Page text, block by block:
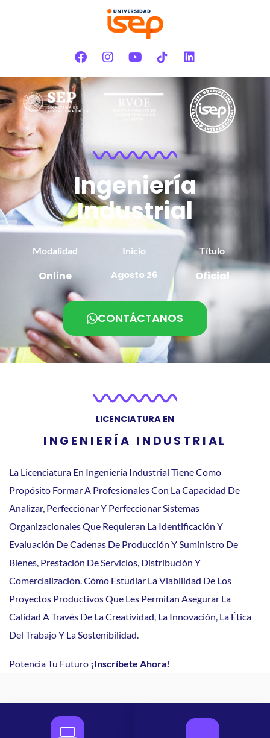
Ingeniería
Industrial
Modalidad
Online
Inicio
Agosto 26
Título
Oficial
CONTÁCTANOS
LICENCIATURA EN
INGENIERÍA INDUSTRIAL
La Licenciatura En Ingeniería Industrial Tiene Como
Propósito Formar A Profesionales Con La Capacidad De
Analizar, Perfeccionar Y Perfeccionar Sistemas
Organizacionales Que Requieran La Identificación Y
Evaluación De Cadenas De Producción Y Suministro De
Bienes, Prestación De Servicios, Distribución Y
Comercialización. Cómo Estudiar La Viabilidad De Los
Proyectos Productivos Que Les Permitan Asegurar La
Calidad A Través De La Creatividad, La Innovación, La Ética
Del Trabajo Y La Sostenibilidad.
Potencia Tu Futuro ¡Inscríbete Ahora!